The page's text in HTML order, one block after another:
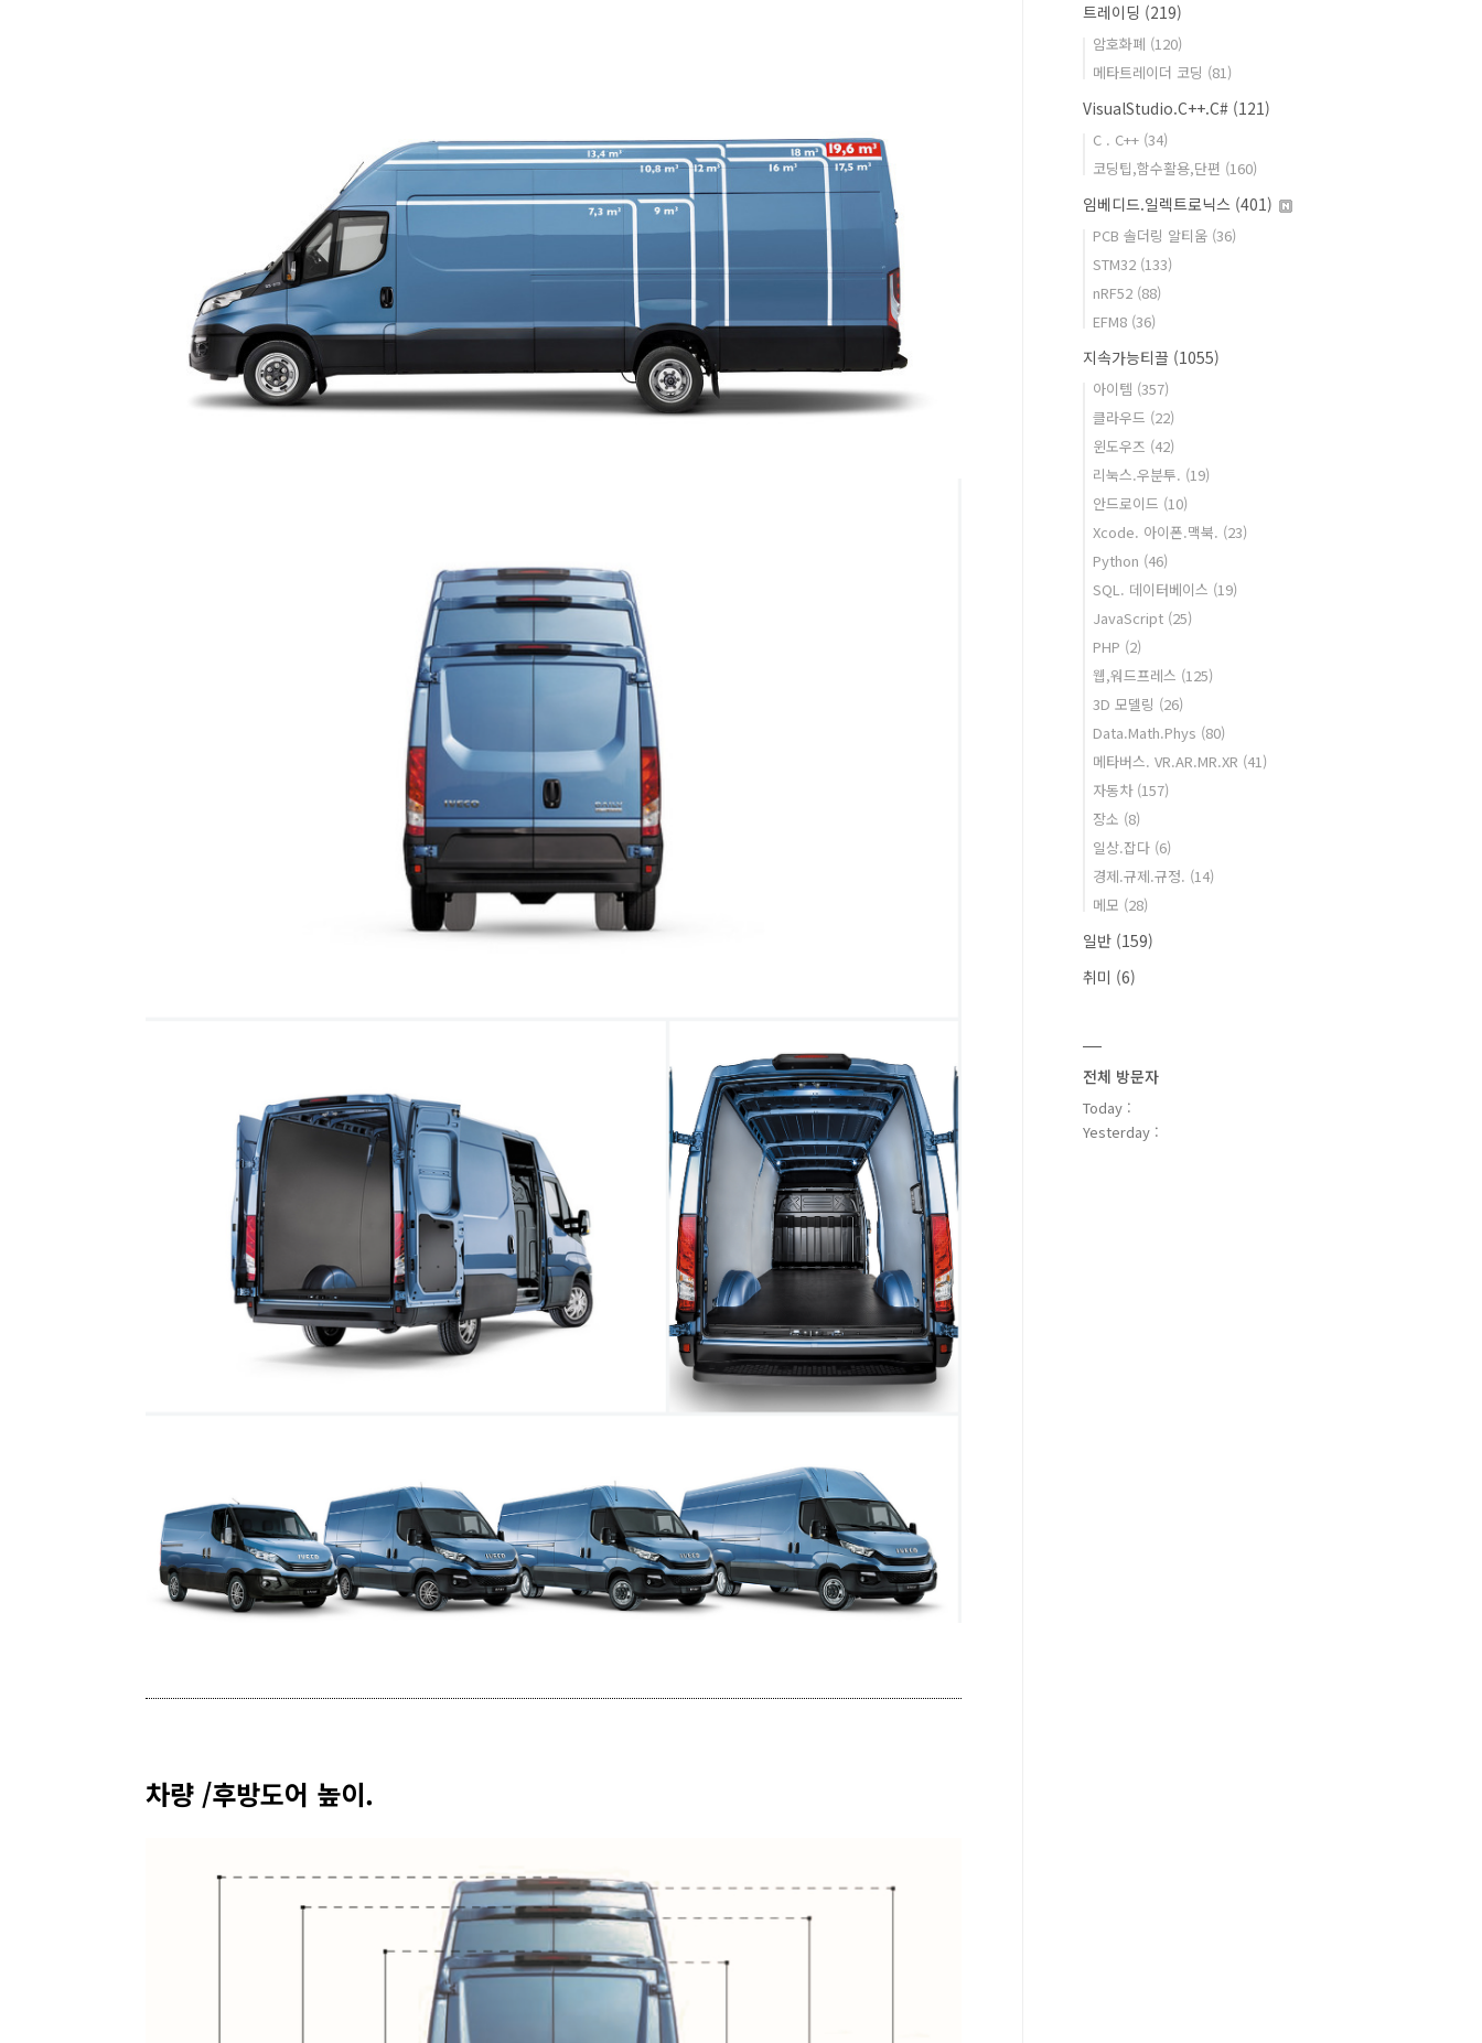
차량 /후방도어 높이.
트레이딩 (219)
암호화폐 (120)
메타트레이더 코딩 (81)
VisualStudio.C++.C# (121)
C . C++ (34)
코딩팁,함수활용,단편 (160)
임베디드.일렉트로닉스 (401)
PCB 솔더링 알티움 (36)
STM32 (133)
nRF52 (88)
EFM8 (36)
지속가능티끌 (1055)
아이템 (357)
클라우드 (22)
윈도우즈 (42)
리눅스.우분투. (19)
안드로이드 (10)
Xcode. 아이폰.맥북. (23)
Python (46)
SQL. 데이터베이스 (19)
JavaScript (25)
PHP (2)
웹,워드프레스 (125)
3D 모델링 (26)
Data.Math.Phys (80)
메타버스. VR.AR.MR.XR (41)
자동차 (157)
장소 (8)
일상.잡다 (6)
경제.규제.규정. (14)
메모 (28)
일반 (159)
취미 (6)
전체 방문자
Today :
Yesterday :